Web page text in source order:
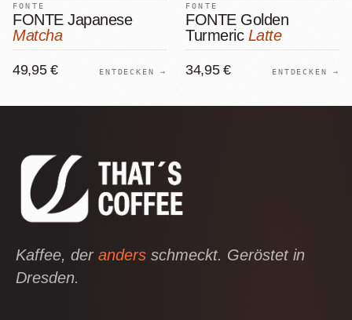
FONTE
FONTE Japanese
Matcha
49,95 € ENTDECKEN →
FONTE
FONTE Golden
Turmeric Latte
34,95 € ENTDECKEN →
Kaffee, der anders schmeckt. Geröstet in
Dresden.